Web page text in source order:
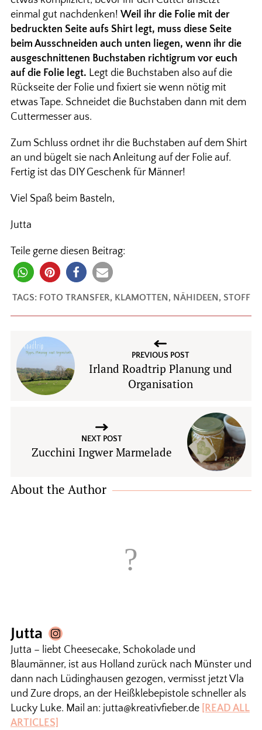
einmal gut nachdenken! Weil ihr die Folie mit der
bedruckten Seite aufs Shirt legt, muss diese Seite
beim Ausschneiden auch unten liegen, wenn ihr die
ausgeschnittenen Buchstaben richtigrum vor euch
auf die Folie legt. Legt die Buchstaben also auf die
Rückseite der Folie und fixiert sie wenn nötig mit
etwas Tape. Schneidet die Buchstaben dann mit dem
Cuttermesser aus.
Zum Schluss ordnet ihr die Buchstaben auf dem Shirt
an und bügelt sie nach Anleitung auf der Folie auf.
Fertig ist das DIY Geschenk für Männer!
Viel Spaß beim Basteln,
Jutta
Teile gerne diesen Beitrag:
TAGS: FOTO TRANSFER, KLAMOTTEN, NÄHIDEEN, STOFF
PREVIOUS POST
Irland Roadtrip Planung und
Organisation
NEXT POST
Zucchini Ingwer Marmelade
About the Author
Jutta
Jutta – liebt Cheesecake, Schokolade und
Blaumänner, ist aus Holland zurück nach Münster und
dann nach Lüdinghausen gezogen, vermisst jetzt Vla
und Zure drops, an der Heißklebepistole schneller als
Lucky Luke. Mail an: jutta@kreativfieber.de [READ ALL
ARTICLES]